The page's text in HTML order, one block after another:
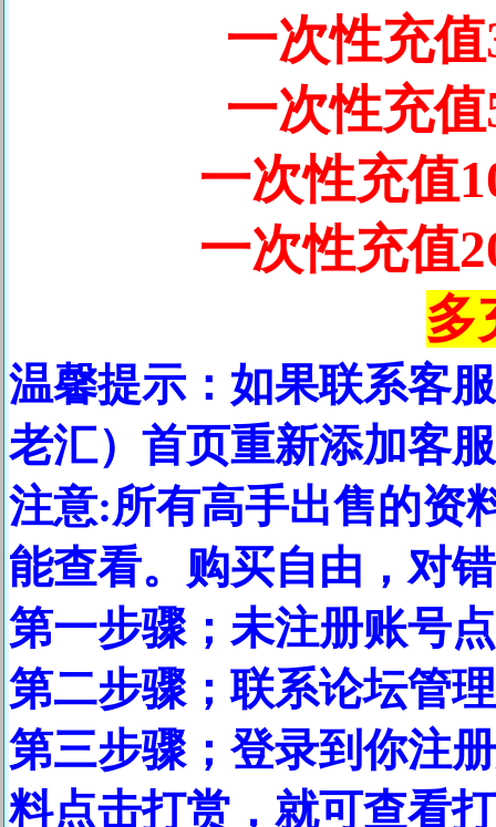
一次性充
一次性充
一次性充值
一次性充值
多
温馨提示：如果联系客
老汇）首页重新添加客
注意:所有高手出售的资
能查看。购买自由，对
第一步骤；未注册账号
第二步骤；联系论坛管
第三步骤；登录到你注
料点击打赏，就可查看